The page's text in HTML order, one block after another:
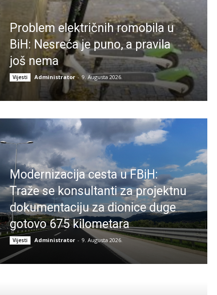
Problem električnih romobila u
BiH: Nesreća je puno, a pravila
još nema
Vijesti Administrator - 9. Augusta 2026.
Modernizacija cesta u FBiH:
Traže se konsultanti za projektnu
dokumentaciju za dionice duge
gotovo 675 kilometara
Vijesti Administrator - 9. Augusta 2026.